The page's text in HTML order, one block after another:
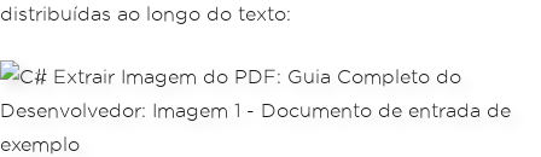
distribuídas ao longo do texto: